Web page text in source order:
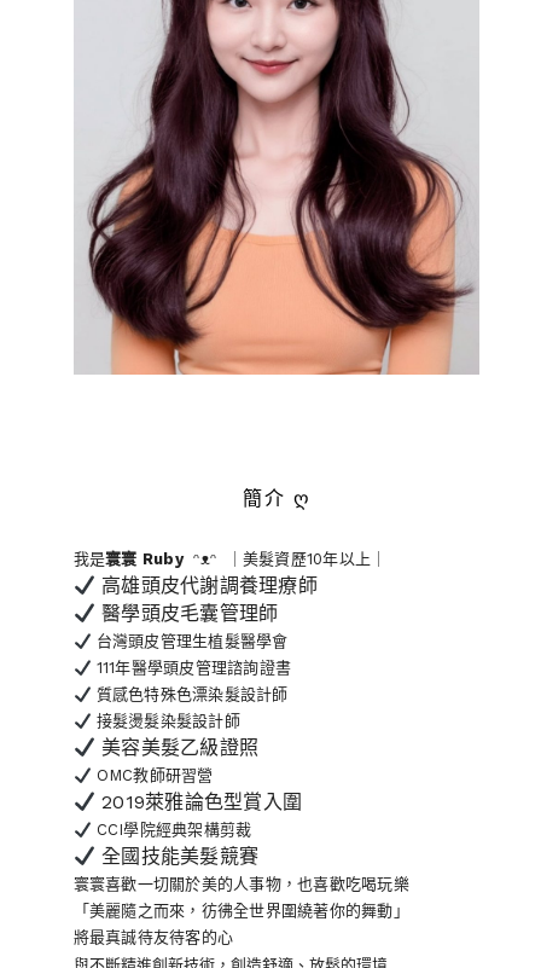
簡介 ღ
我是寰寰 Rubyᵔᴥᵔ ｜美髮資歷10年以上｜
高雄頭皮代謝調養理療師
醫學頭皮毛囊管理師
台灣頭皮管理生植髮醫學會
111年醫學頭皮管理諮詢證書
質感色特殊色漂染髮設計師
接髮燙髮染髮設計師
美容美髮乙級證照
OMC教師研習營
2019萊雅論色型賞入圍
CCI學院經典架構剪裁
全國技能美髮競賽
寰寰喜歡一切關於美的人事物，也喜歡吃喝玩樂
「美麗隨之而來，彷彿全世界圍繞著你的舞動」
將最真誠待友待客的心